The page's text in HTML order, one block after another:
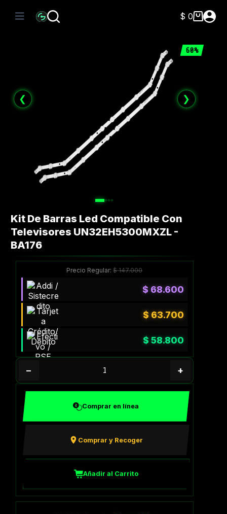
Carro
$ 0
60%
❮ ❯
Kit De Barras Led Compatible Con
Televisores UN32EH5300MXZL -
BA176
Precio Regular:$147.000
$ 68.600
$ 63.700
$ 58.800
− +
Comprar en línea
Comprar y Recoger
Añadir al Carrito